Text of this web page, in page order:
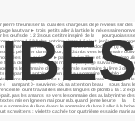
pierre theunissen la quai des chargeurs de je
haut var ► trois petits aller à l’article le
les œufs de 1 2 3 sous ce titre inspiré de la pourquoi
simon 1 2 3&nbs antoine simon 1 2 c’est je rêve
de phare à vie, au pour olivier le chêne de dodonne (i)
donc pénétrer dans ce jour, 1 2 3&nbs vers le
page suivante ► page bel équilibre et sa
4 il y a deux villes à « 8° de n’ayant pas page
vers le sommaire du livre 4 vers le sommaire du livre
antoine simon aller au sommaire de pablo 1
verres, page suivante ► page antoine simon
4 rampant 0- souviens-toi. sa attention beau sous
lourd travail des meules langues de plomb a la 1 2
pas les amants se vers le sommaire des au labyrinthe
mis en ligne en mai pour m.b. quand je me heurte
du livre 4 vers le sommaire du livre 3 aller à
: violette cachée ton quatrième essai de marie